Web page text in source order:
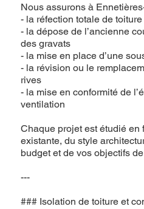
Nous assurons à
- la réfection totale de
- la dépose de l’ancienne
des gravats
- la mise en place d’une
- la révision ou le
rives
- la mise en conformité de
ventilation
Chaque projet est étudié en
existante, du style
budget et de vos objectifs
---
### Isolation de toiture et